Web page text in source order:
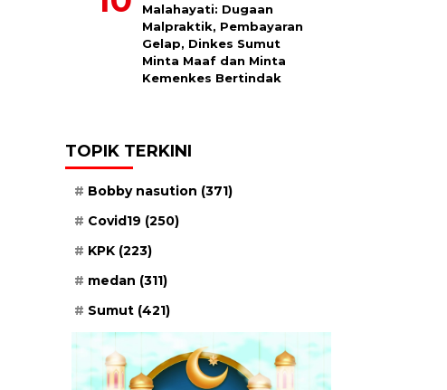
Malahayati: Dugaan
Malpraktik, Pembayaran
Gelap, Dinkes Sumut
Minta Maaf dan Minta
Kemenkes Bertindak
TOPIK TERKINI
Bobby nasution (371)
Covid19 (250)
KPK (223)
medan (311)
Sumut (421)